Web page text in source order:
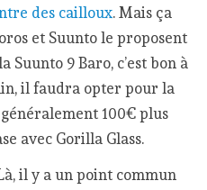
des cailloux. Mais ça
et Suunto le proposent
Suunto 9 Baro, c’est bon à
il faudra opter pour la
100€ plus
avec Gorilla Glass.
il y a un point commun